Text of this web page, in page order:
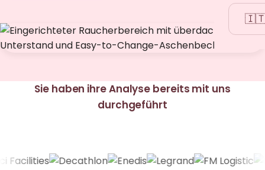
Sie haben ihre Analyse bereits mit uns
durchgeführt